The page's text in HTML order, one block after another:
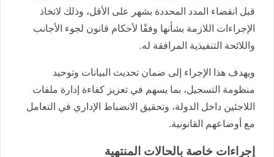
قبل انقضاء المدد المحددة بشهر على الأقل، وذلك لاتخاذ
الإجراءات اللازمة بشأنها وفقًا لأحكام قانون لجوء الأجانب
واللائحة التنفيذية المرافقة له.
ويهدف هذا الإجراء إلى ضمان تحديث البيانات وتوحيد
منظومة التسجيل، بما يسهم في تعزيز كفاءة إدارة ملفات
اللاجئين داخل الدولة، وتحقيق الانضباط الإداري في التعامل
مع أوضاعهم القانونية.
إجراءات خاصة بالحالات المنتهية